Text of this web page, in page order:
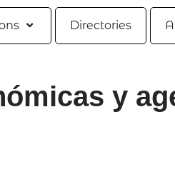
Directories
y